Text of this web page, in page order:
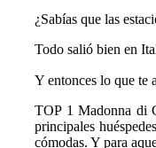
¿Sabías que las
Todo salió bien en
Y entonces lo que te
TOP 1 Madonna di
principales
cómodas. Y para